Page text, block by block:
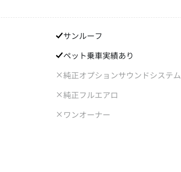
サンルーフ
ペット乗車実績あり
純正オプションサウンドシステム
純正フルエアロ
ワンオーナー